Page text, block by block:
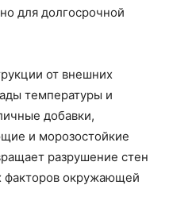
для долгосрочной
от внешних
температуры и
добавки,
и морозостойкие
разрушение стен
факторов окружающей